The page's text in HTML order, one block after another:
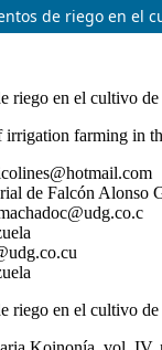
de riego en el